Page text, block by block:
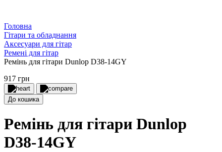
Головна
Гітари та обладнання
Аксесуари для гітар
Ремені для гітар
Ремінь для гітари Dunlop D38-14GY
917 грн
До кошика
Ремінь для гітари Dunlop
D38-14GY